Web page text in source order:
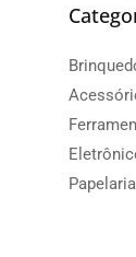
Papelaria